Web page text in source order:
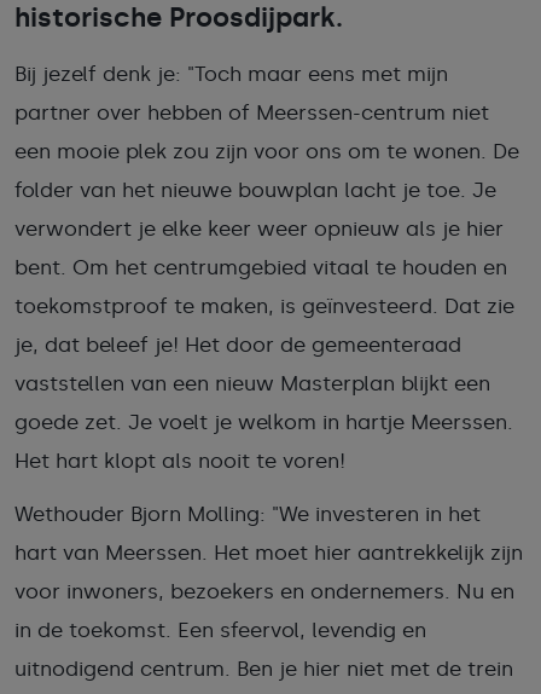
historische Proosdijpark.
Bij jezelf denk je: "Toch maar eens met mijn
partner over hebben of Meerssen-centrum niet
een mooie plek zou zijn voor ons om te wonen. De
folder van het nieuwe bouwplan lacht je toe. Je
verwondert je elke keer weer opnieuw als je hier
bent. Om het centrumgebied vitaal te houden en
toekomstproof te maken, is geïnvesteerd. Dat zie
je, dat beleef je! Het door de gemeenteraad
vaststellen van een nieuw Masterplan blijkt een
goede zet. Je voelt je welkom in hartje Meerssen.
Het hart klopt als nooit te voren!
Wethouder Bjorn Molling: "We investeren in het
hart van Meerssen. Het moet hier aantrekkelijk zijn
voor inwoners, bezoekers en ondernemers. Nu en
in de toekomst. Een sfeervol, levendig en
uitnodigend centrum. Ben je hier niet met de trein